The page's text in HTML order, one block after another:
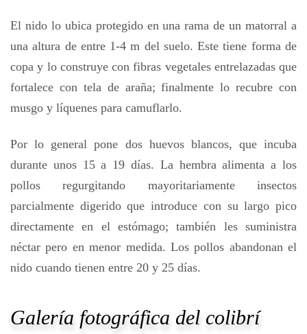
El nido lo ubica protegido en una rama de un matorral a
una altura de entre 1-4 m del suelo. Este tiene forma de
copa y lo construye con fibras vegetales entrelazadas que
fortalece con tela de araña; finalmente lo recubre con
musgo y líquenes para camuflarlo.
Por lo general pone dos huevos blancos, que incuba
durante unos 15 a 19 días. La hembra alimenta a los
pollos regurgitando mayoritariamente insectos
parcialmente digerido que introduce con su largo pico
directamente en el estómago; también les suministra
néctar pero en menor medida. Los pollos abandonan el
nido cuando tienen entre 20 y 25 días.
Galería fotográfica del colibrí